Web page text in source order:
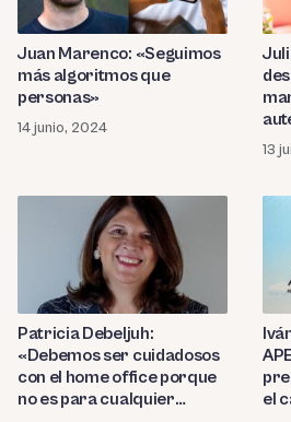
Juan Marenco: «Seguimos
más algoritmos que
personas»
14 junio, 2024
13
Patricia Debeljuh:
«Debemos ser cuidadosos
con el home office porque
no es para cualquier
el